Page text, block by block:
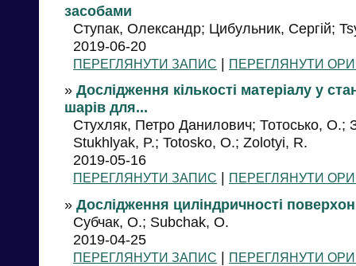
засобами
Ступак, Олександр; Цибульник, Сергій;
2019-06-20
ПЕРЕГЛЯНУТИ ЗАПИС | ПЕРЕГЛЯНУТИ
» Дослідження кількості матеріалу у
шарів для...
Стухляк, Петро Данилович; Тотосько, О.;
Stukhlyak, P.; Totosko, O.; Zolotyi, R.
2019-05-16
ПЕРЕГЛЯНУТИ ЗАПИС | ПЕРЕГЛЯНУТИ
» Дослідження циліндричності
Субчак, О.; Subchak, O.
2019-04-25
ПЕРЕГЛЯНУТИ ЗАПИС | ПЕРЕГЛЯНУТИ